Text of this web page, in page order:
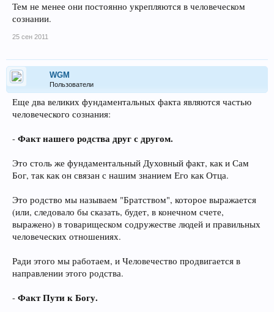
Тем не менее они постоянно укрепляются в человеческом
сознании.
25 сен 2011
WGM
Пользователи
Еще два великих фундаментальных факта являются частью
человеческого сознания:
- Факт нашего родства друг с другом.
Это столь же фундаментальный Духовный факт, как и Сам
Бог, так как он связан с нашим знанием Его как Отца.
Это родство мы называем "Братством", которое выражается
(или, следовало бы сказать, будет, в конечном счете,
выражено) в товарищеском содружестве людей и правильных
человеческих отношениях.
Ради этого мы работаем, и Человечество продвигается в
направлении этого родства.
- Факт Пути к Богу.